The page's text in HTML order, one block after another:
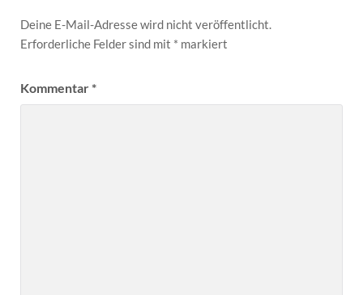
Deine E-Mail-Adresse wird nicht veröffentlicht.
Erforderliche Felder sind mit * markiert
Kommentar*